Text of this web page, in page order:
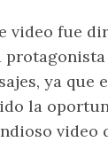
video fue
ya que
la
video